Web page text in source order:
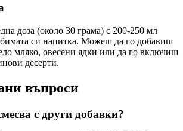
доза (около 30 грама) с 200-250 мл
си напитка. Можеш да го добавиш
мляко, овесени ядки или да го включиш
десерти.
въпроси
с други добавки?